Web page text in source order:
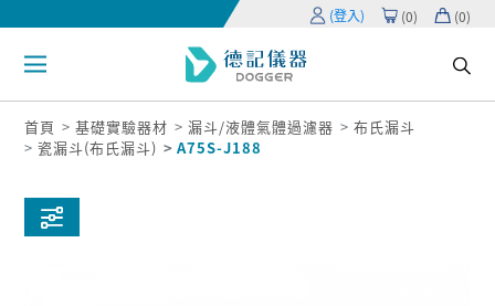
(登入) (0) (0)
首頁 基礎實驗器材 漏斗/液體氣體過濾器
布氏漏斗
瓷漏斗(布氏漏斗)
A75S-J188